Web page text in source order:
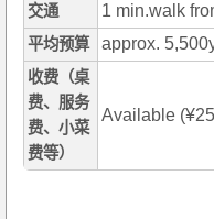
交通
1 min.walk
平均预算 approx.
收费（桌
费、服务
费、小菜
费等）
Available